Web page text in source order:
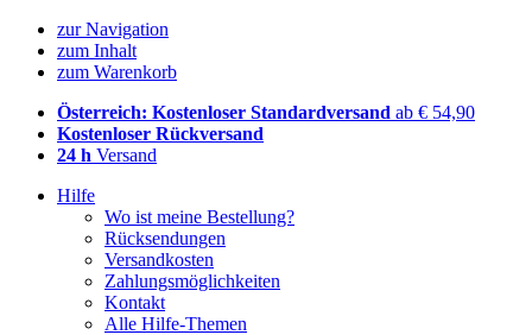
zur Navigation
zum Inhalt
zum Warenkorb
Österreich: Kostenloser Standardversand ab € 54,90
Kostenloser Rückversand
24 h Versand
Hilfe
Wo ist meine Bestellung?
Rücksendungen
Versandkosten
Zahlungsmöglichkeiten
Kontakt
Alle Hilfe-Themen